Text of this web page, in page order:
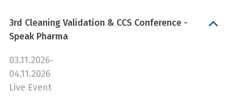
3rd Cleaning Validation & CCS Conference -
Speak Pharma
03.11.2026-
04.11.2026
Live Event